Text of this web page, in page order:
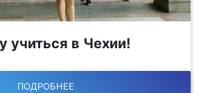
учиться в Чехии!
ПОДРОБНЕЕ